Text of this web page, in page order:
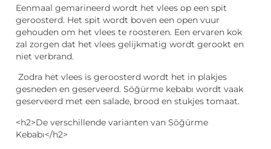
Eenmaal gemarineerd wordt het vlees op een spit
geroosterd. Het spit wordt boven een open vuur
gehouden om het vlees te roosteren. Een ervaren kok
zal zorgen dat het vlees gelijkmatig wordt gerookt en
niet verbrand.
Zodra het vlees is geroosterd wordt het in plakjes
gesneden en geserveerd. Söğürme kebabı wordt vaak
geserveerd met een salade, brood en stukjes tomaat.
<h2>De verschillende varianten van Söğürme
Kebabı</h2>